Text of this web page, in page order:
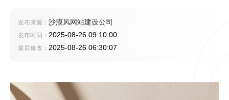
发布来源： 沙漠风网站建设公司
发布时间： 2025-08-26 09:10:00
最后修改： 2025-08-26 06:30:07